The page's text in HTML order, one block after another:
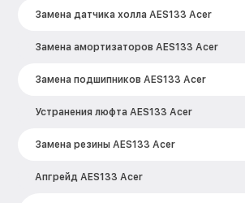
Замена датчика холла AES133 Acer
Замена амортизаторов AES133 Acer
Замена подшипников AES133 Acer
Устранения люфта AES133 Acer
Замена резины AES133 Acer
Апгрейд AES133 Acer